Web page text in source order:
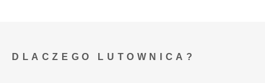
DLACZEGO LUTOWNICA?